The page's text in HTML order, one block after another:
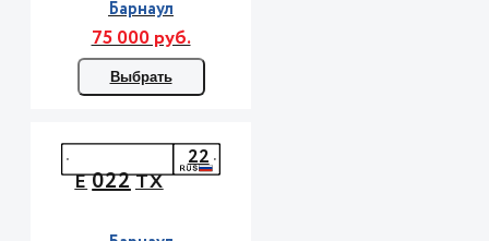
Барнаул
75 000 руб.
Выбрать
Е022ТХ
22